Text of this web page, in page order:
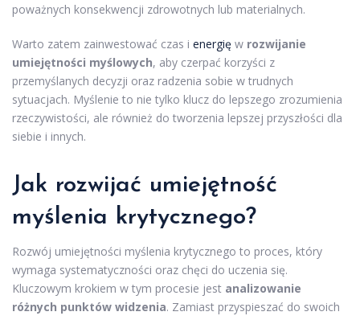
poważnych konsekwencji zdrowotnych lub materialnych.
Warto zatem zainwestować czas i energię w rozwijanie
umiejętności myślowych, aby czerpać korzyści z
przemyślanych decyzji oraz radzenia sobie w trudnych
sytuacjach. Myślenie to nie tylko klucz do lepszego zrozumienia
rzeczywistości, ale również do tworzenia lepszej przyszłości dla
siebie i innych.
Jak rozwijać umiejętność
myślenia krytycznego?
Rozwój umiejętności myślenia krytycznego to proces, który
wymaga systematyczności oraz chęci do uczenia się.
Kluczowym krokiem w tym procesie jest analizowanie
różnych punktów widzenia. Zamiast przyspieszać do swoich